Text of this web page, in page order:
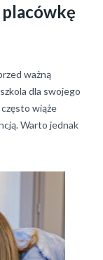
ważną
dla swojego
wiąże
Warto jednak